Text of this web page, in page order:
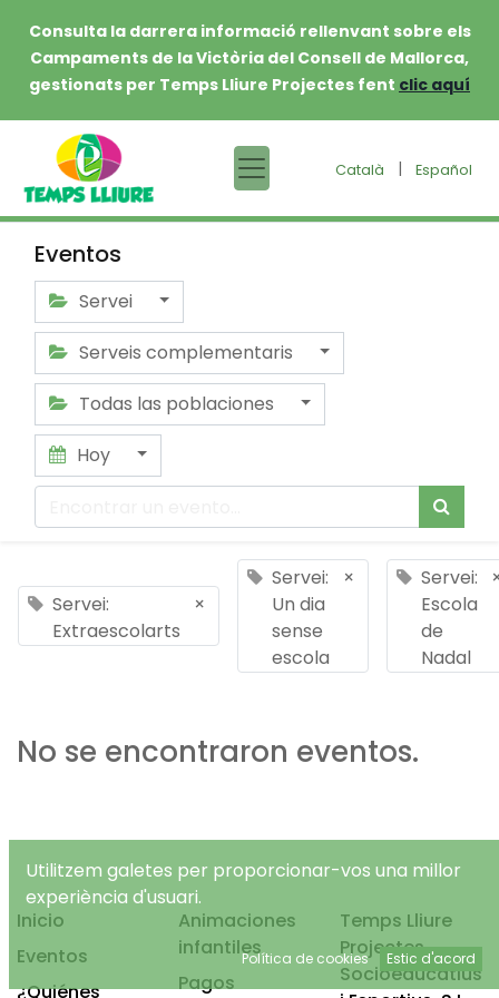
Consulta la darrera informació rellenvant sobre els
Campaments de la Victòria del Consell de Mallorca,
gestionats per Temps Lliure Projectes fent clic aquí
Català | Español
Eventos
Servei
Serveis complementaris
Todas las poblaciones
Hoy
Servei:
Extraescolarts
×
Servei:
Un dia
sense
escola
×
Servei:
Escola
de
Nadal
No se encontraron eventos.
Inicio
Eventos
¿Quiénes
Animaciones
infantiles
Pagos
Temps Lliure
Projectes
Socioeducatius
Utilitzem galetes per proporcionar-vos una millor
experiència d'usuari.
Política de cookies Estic d'acord